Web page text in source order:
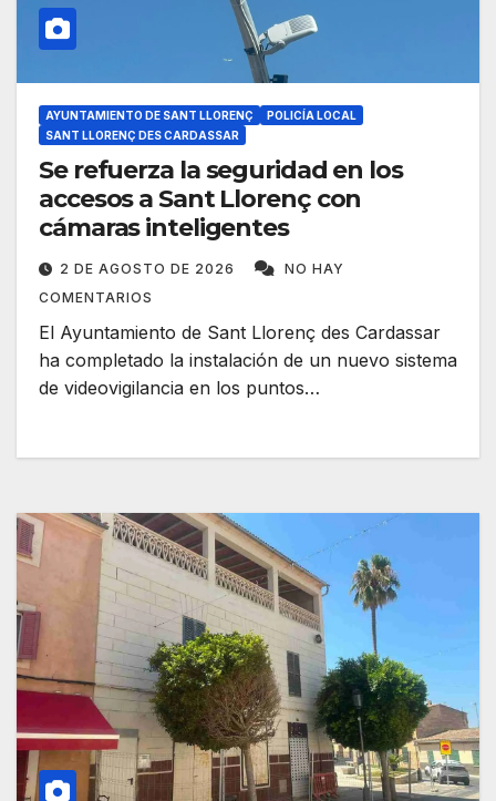
AYUNTAMIENTO DE SANT LLORENÇ
POLICÍA LOCAL
SANT LLORENÇ DES CARDASSAR
Se refuerza la seguridad en los
accesos a Sant Llorenç con
cámaras inteligentes
2 DE AGOSTO DE 2026
NO HAY
COMENTARIOS
El Ayuntamiento de Sant Llorenç des Cardassar
ha completado la instalación de un nuevo sistema
de videovigilancia en los puntos…